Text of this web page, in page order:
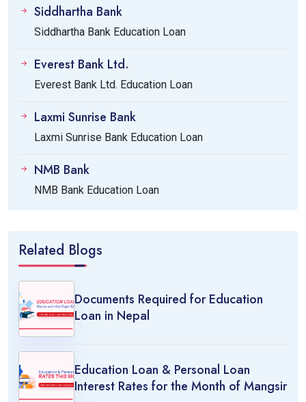
Siddhartha Bank
Siddhartha Bank Education Loan
Everest Bank Ltd.
Everest Bank Ltd. Education Loan
Laxmi Sunrise Bank
Laxmi Sunrise Bank Education Loan
NMB Bank
NMB Bank Education Loan
Related Blogs
Documents Required for Education
Loan in Nepal
Education Loan & Personal Loan
Interest Rates for the Month of Mangsir